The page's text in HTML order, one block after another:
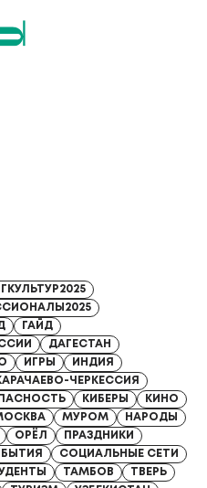
ГАЙД
ДАГЕСТАН
ИГРЫ
ИНДИЯ
ЧЕРКЕССИЯ
КИБЕРЫ
КИНО
МУРОМ
НАРОДЫ
ОРЁЛ
ПРАЗДНИКИ
СОЦИАЛЬНЫЕ СЕТИ
ТАМБОВ
ТВЕРЬ